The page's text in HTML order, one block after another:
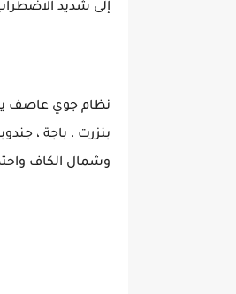
إلى شديد
نظام جوي عاصف
بنزرت ، باجة ،
وشمال الكاف